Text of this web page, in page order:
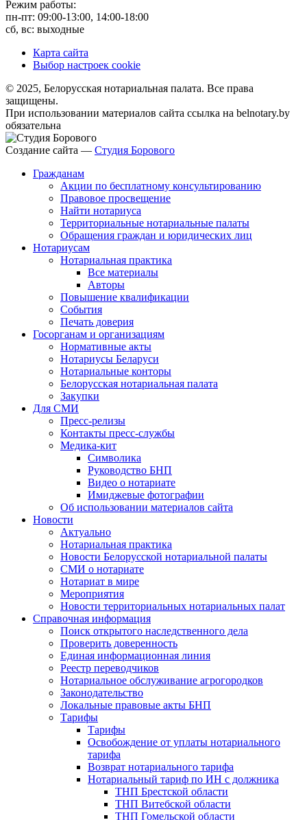
Режим работы:
пн-пт: 09:00-13:00, 14:00-18:00
сб, вс: выходные
Карта сайта
Выбор настроек cookie
© 2025, Белорусская нотариальная палата. Все права
защищены.
При использовании материалов сайта ссылка на belnotary.by
обязательна
Создание сайта — Студия Борового
Гражданам
Акции по бесплатному консультированию
Правовое просвещение
Найти нотариуса
Территориальные нотариальные палаты
Обращения граждан и юридических лиц
Нотариусам
Нотариальная практика
Все материалы
Авторы
Повышение квалификации
События
Печать доверия
Госорганам и организациям
Нормативные акты
Нотариусы Беларуси
Нотариальные конторы
Белорусская нотариальная палата
Закупки
Для СМИ
Пресс-релизы
Контакты пресс-службы
Медика-кит
Символика
Руководство БНП
Видео о нотариате
Имиджевые фотографии
Об использовании материалов сайта
Новости
Актуально
Нотариальная практика
Новости Белорусской нотариальной палаты
СМИ о нотариате
Нотариат в мире
Мероприятия
Новости территориальных нотариальных палат
Справочная информация
Поиск открытого наследственного дела
Проверить доверенность
Единая информационная линия
Реестр переводчиков
Нотариальное обслуживание агрогородков
Законодательство
Локальные правовые акты БНП
Тарифы
Тарифы
Освобождение от уплаты нотариального
тарифа
Возврат нотариального тарифа
Нотариальный тариф по ИН с должника
ТНП Брестской области
ТНП Витебской области
ТНП Гомельской области